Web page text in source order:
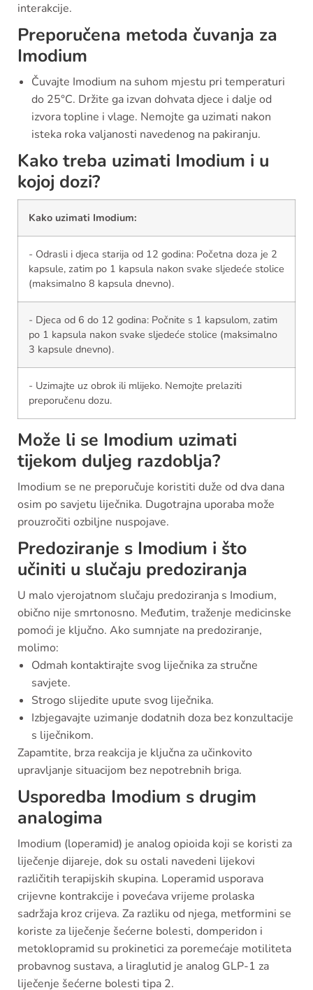
interakcije.
Preporučena metoda čuvanja za
Imodium
Čuvajte Imodium na suhom mjestu pri temperaturi
do 25°C. Držite ga izvan dohvata djece i dalje od
izvora topline i vlage. Nemojte ga uzimati nakon
isteka roka valjanosti navedenog na pakiranju.
Kako treba uzimati Imodium i u
kojoj dozi?
Kako uzimati Imodium:
- Odrasli i djeca starija od 12 godina: Početna doza je 2
kapsule, zatim po 1 kapsula nakon svake sljedeće stolice
(maksimalno 8 kapsula dnevno).
- Djeca od 6 do 12 godina: Počnite s 1 kapsulom, zatim
po 1 kapsula nakon svake sljedeće stolice (maksimalno
3 kapsule dnevno).
- Uzimajte uz obrok ili mlijeko. Nemojte prelaziti
preporučenu dozu.
Može li se Imodium uzimati
tijekom duljeg razdoblja?
Imodium se ne preporučuje koristiti duže od dva dana
osim po savjetu liječnika. Dugotrajna uporaba može
prouzročiti ozbiljne nuspojave.
Predoziranje s Imodium i što
učiniti u slučaju predoziranja
U malo vjerojatnom slučaju predoziranja s Imodium,
obično nije smrtonosno. Međutim, traženje medicinske
pomoći je ključno. Ako sumnjate na predoziranje,
molimo:
Odmah kontaktirajte svog liječnika za stručne
savjete.
Strogo slijedite upute svog liječnika.
Izbjegavajte uzimanje dodatnih doza bez konzultacije
s liječnikom.
Zapamtite, brza reakcija je ključna za učinkovito
upravljanje situacijom bez nepotrebnih briga.
Usporedba Imodium s drugim
analogima
Imodium (loperamid) je analog opioida koji se koristi za
liječenje dijareje, dok su ostali navedeni lijekovi
različitih terapijskih skupina. Loperamid usporava
crijevne kontrakcije i povećava vrijeme prolaska
sadržaja kroz crijeva. Za razliku od njega, metformini se
koriste za liječenje šećerne bolesti, domperidon i
metoklopramid su prokinetici za poremećaje motiliteta
probavnog sustava, a liraglutid je analog GLP-1 za
liječenje šećerne bolesti tipa 2.